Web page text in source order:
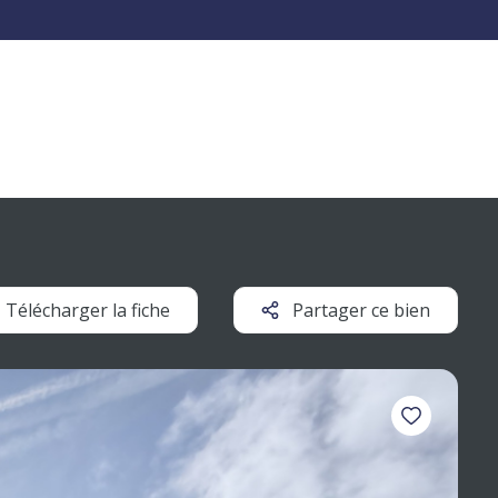
Télécharger la fiche Partager ce bien